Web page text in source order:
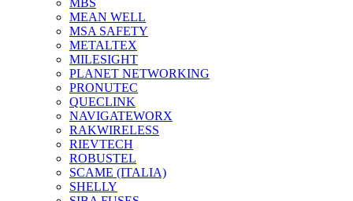
MBS
MEAN WELL
MSA SAFETY
METALTEX
MILESIGHT
PLANET NETWORKING
PRONUTEC
QUECLINK
NAVIGATEWORX
RAKWIRELESS
RIEVTECH
ROBUSTEL
SCAME (ITALIA)
SHELLY